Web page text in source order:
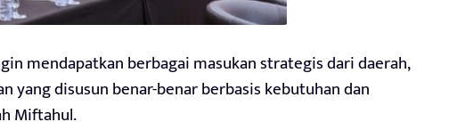
mendapatkan berbagai masukan strategis dari daerah,
yang disusun benar-benar berbasis kebutuhan dan
Miftahul.